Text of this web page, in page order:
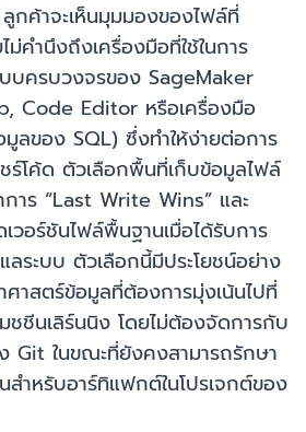
กค้าจะเห็นมุมมองของไฟล์ที่
คำนึงถึงเครื่องมือที่ใช้ในการ
บครบวงจรของ SageMaker
Code Editor หรือเครื่องมือ
ลของ SQL) ซึ่งทำให้ง่ายต่อการ
ร์โค้ด ตัวเลือกพื้นที่เก็บข้อมูลไฟล์
าร “Last Write Wins” และ
วอร์ชันไฟล์พื้นฐานเมื่อได้รับการ
ลระบบ ตัวเลือกนี้มีประโยชน์อย่าง
าสตร์ข้อมูลที่ต้องการมุ่งเน้นไปที่
มชชีนเลิร์นนิง โดยไม่ต้องจัดการกับ
Git ในขณะที่ยังคงสามารถรักษา
ำหรับอาร์ทิแฟกต์ในโปรเจกต์ของ